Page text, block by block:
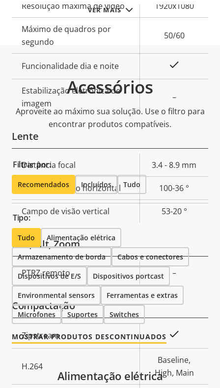
VER MAIS
Descrição
da
propriedade
Valor da
propriedade
Resolução máxima de vídeo 1920x1080
Máximo de quadros por
segundo
50/60
Funcionalidade dia e noite
Estabilização eletrônica de
imagem
–
Lente
Descrição
da
propriedade
propriedade
Distância focal 3.4 - 8.9 mm
Campo de visão horizontal 100-36 °
Campo de visão vertical 53-20 °
Pan, Tilt, Zoom
Descrição
da
propriedade
Valor da
propriedade
PTRZ remoto –
Compactação
Descrição
da
Valor da
Zipstream
H.264
Baseline,
High, Main
Acessórios
Aproveite ao máximo sua solução. Use o filtro para
encontrar produtos compatíveis.
Filtrar por:
Recomendados Incluídos Tudo
Tipo:
Tudo Alimentação elétrica
Armazenamento de borda Cabos e conectores
Dispositivos de E/S Dispositivos portcast
Environmental sensors Ferramentas e extras
Microfones Suportes Switches
MOSTRAR PRODUTOS DESCONTINUADOS
Alimentação elétrica